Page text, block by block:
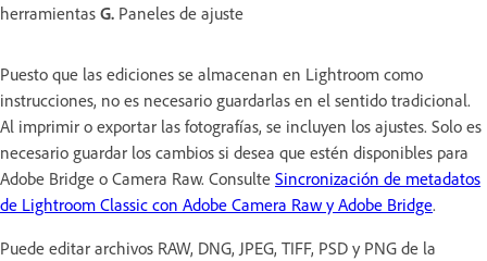
herramientas G. Paneles de ajuste
Puesto que las ediciones se almacenan en Lightroom como
instrucciones, no es necesario guardarlas en el sentido tradicional.
Al imprimir o exportar las fotografías, se incluyen los ajustes. Solo es
necesario guardar los cambios si desea que estén disponibles para
Adobe Bridge o Camera Raw. Consulte Sincronización de metadatos
de Lightroom Classic con Adobe Camera Raw y Adobe Bridge.
Puede editar archivos RAW, DNG, JPEG, TIFF, PSD y PNG de la